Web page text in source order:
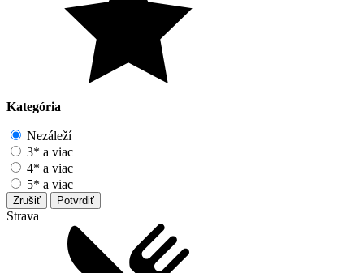
Kategória
Nezáleží
3* a viac
4* a viac
5* a viac
Zrušiť Potvrdiť
Strava